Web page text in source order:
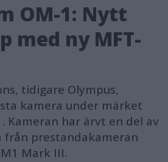
OM-1: Nytt
med ny MFT-
tidigare Olympus,
kamera under märket
Kameran har ärvt en del av
prestandakameran
Mark III.